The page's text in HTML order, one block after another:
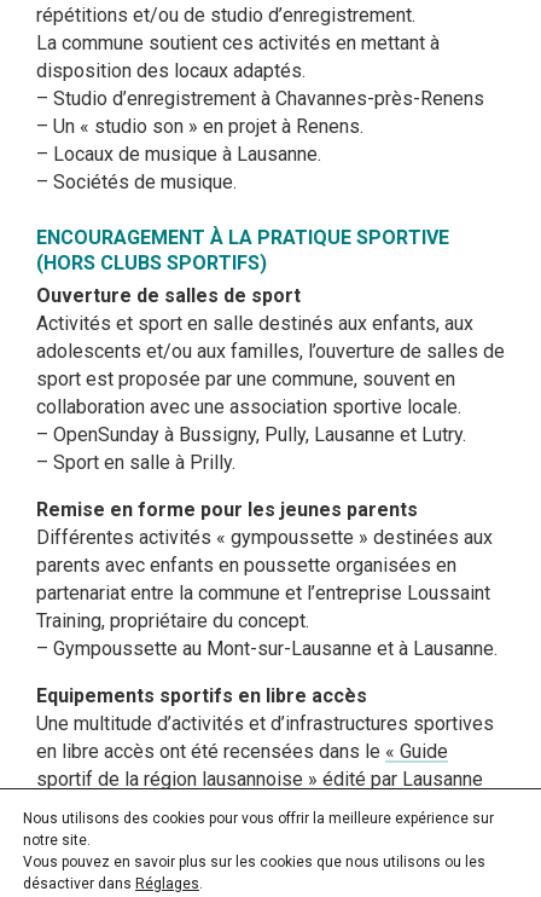
répétitions et/ou de studio d’enregistrement.
La commune soutient ces activités en mettant à
disposition des locaux adaptés.
– Studio d’enregistrement à Chavannes-près-Renens
– Un « studio son » en projet à Renens.
– Locaux de musique à Lausanne.
– Sociétés de musique.
ENCOURAGEMENT À LA PRATIQUE SPORTIVE
(HORS CLUBS SPORTIFS)
Ouverture de salles de sport
Activités et sport en salle destinés aux enfants, aux
adolescents et/ou aux familles, l’ouverture de salles de
sport est proposée par une commune, souvent en
collaboration avec une association sportive locale.
– OpenSunday à Bussigny, Pully, Lausanne et Lutry.
– Sport en salle à Prilly.
Remise en forme pour les jeunes parents
Différentes activités « gympoussette » destinées aux
parents avec enfants en poussette organisées en
partenariat entre la commune et l’entreprise Loussaint
Training, propriétaire du concept.
– Gympoussette au Mont-sur-Lausanne et à Lausanne.
Equipements sportifs en libre accès
Une multitude d’activités et d’infrastructures sportives
en libre accès ont été recensées dans le « Guide
sportif de la région lausannoise » édité par Lausanne
Nous utilisons des cookies pour vous offrir la meilleure expérience sur
notre site.
Vous pouvez en savoir plus sur les cookies que nous utilisons ou les
désactiver dans Réglages.